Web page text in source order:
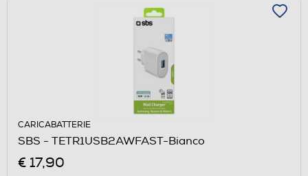
CARICABATTERIE
SBS - TETR1USB2AWFAST-Bianco
€ 17,90